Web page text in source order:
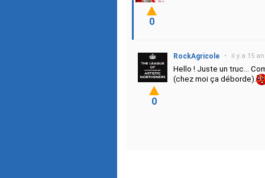
0
RockAgricole • il y a 15
Hello ! Juste un truc...
(chez moi ça déborde).
0